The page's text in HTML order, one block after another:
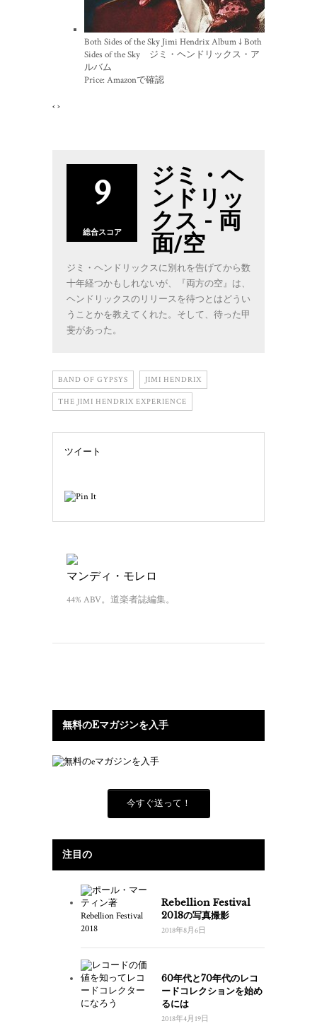
Both Sides of the Sky Jimi Hendrix Album ↓ Both
Sides of the Sky ジミ・ヘンドリックス・ア
ルバム
Price:Amazonで確認
‹›
9
総合スコア
ジミ・ヘ
ンドリッ
クス - 両
面/空
ジミ・ヘンドリックスに別れを告げてから数
十年経つかもしれないが、『両方の空』は、
ヘンドリックスのリリースを待つとはどうい
うことかを教えてくれた。そして、待った甲
斐があった。
BAND OF GYPSYS JIMI HENDRIX
THE JIMI HENDRIX EXPERIENCE
ツイート
マンディ・モレロ
44% ABV。道楽者誌編集。
無料のEマガジンを入手
今すぐ送って！
注目の
Rebellion Festival
2018の写真撮影
2018年8月6日
60年代と70年代のレコ
ードコレクションを始め
るには
2018年4月19日